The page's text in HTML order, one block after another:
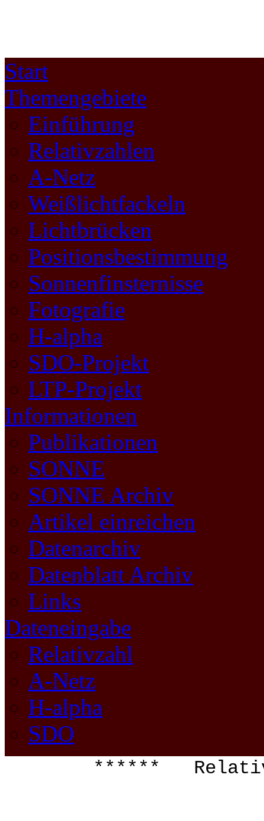
Start
Themengebiete
Einführung
Relativzahlen
A-Netz
Weißlichtfackeln
Lichtbrücken
Positionsbestimmung
Sonnenfinsternisse
Fotografie
H-alpha
SDO-Projekt
LTP-Projekt
Informationen
Publikationen
SONNE
SONNE Archiv
Artikel einreichen
Datenarchiv
Datenblatt Archiv
Links
Dateneingabe
Relativzahl
A-Netz
H-alpha
SDO
******